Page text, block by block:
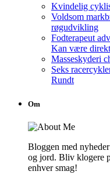
Kvindelig
Voldsom
røgudvikling
Fodterapeut
Kan være
Masseskyderi
Seks
Rundt
Om
Bloggen med
og jord. Bliv klogere
enhver smag!